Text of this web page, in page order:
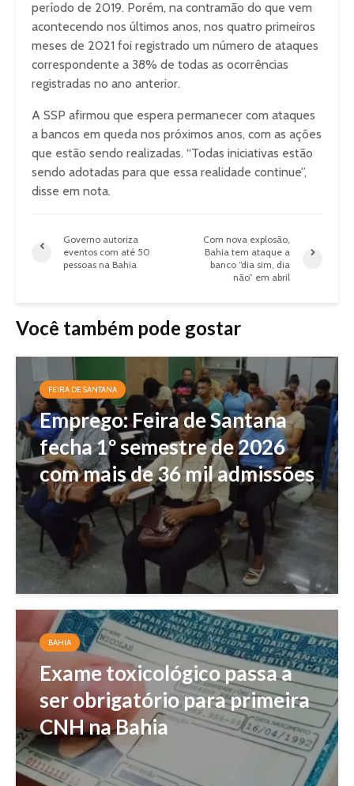
período de 2019. Porém, na contramão do que vem
acontecendo nos últimos anos, nos quatro primeiros
meses de 2021 foi registrado um número de ataques
correspondente a 38% de todas as ocorrências
registradas no ano anterior.
A SSP afirmou que espera permanecer com ataques
a bancos em queda nos próximos anos, com as ações
que estão sendo realizadas. “Todas iniciativas estão
sendo adotadas para que essa realidade continue”,
disse em nota.
Governo autoriza
eventos com até 50
pessoas na Bahia
Com nova explosão,
Bahia tem ataque a
banco “dia sim, dia
não” em abril
Você também pode gostar
FEIRA DE SANTANA
Emprego: Feira de Santana
fecha 1º semestre de 2026
com mais de 36 mil admissões
BAHIA
Exame toxicológico passa a
ser obrigatório para primeira
CNH na Bahia